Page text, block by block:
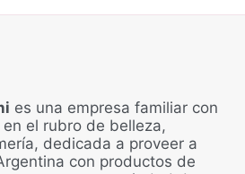
es una empresa familiar con
el rubro de belleza,
dedicada a proveer a
con productos de